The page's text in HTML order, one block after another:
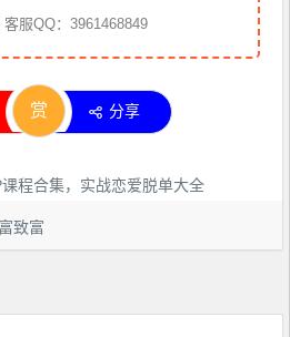
客服微信是：siwa30888 客服QQ：3961468849
赏 分享
致富